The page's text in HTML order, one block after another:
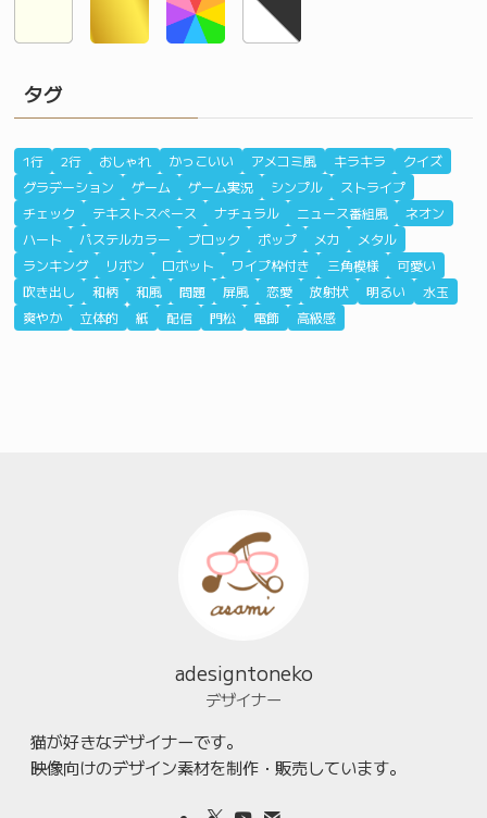
タグ
1行 2行 おしゃれ かっこいい アメコミ風 キラキラ
クイズ
グラデーション
ゲーム ゲーム実況 シンプル
ストライプ
チェック
テキストスペース ナチュラル ニュース番組風
ネオン
ハート
パステルカラー ブロック ポップ メカ
メタル
ランキング
リボン ロボット ワイプ枠付き 三角模様
可愛い
吹き出し
和柄 和風 問題 屏風 恋愛 放射状 明るい
水玉
爽やか
立体的 紙 配信 門松 電飾 高級感
adesigntoneko
デザイナー
猫が好きなデザイナーです。
映像向けのデザイン素材を制作・販売しています。